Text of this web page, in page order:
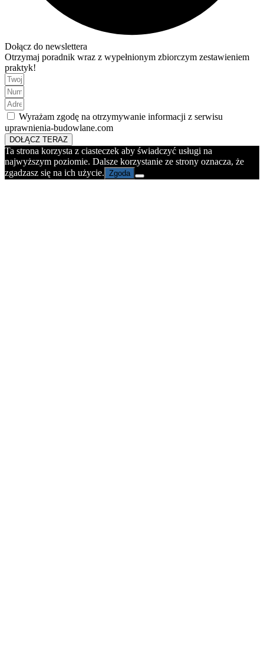
Dołącz do newslettera
Otrzymaj poradnik wraz z wypełnionym zbiorczym zestawieniem
praktyk!
Wyrażam zgodę na otrzymywanie informacji z serwisu
uprawnienia-budowlane.com
DOŁĄCZ TERAZ
Ta strona korzysta z ciasteczek aby świadczyć usługi na
najwyższym poziomie. Dalsze korzystanie ze strony oznacza, że
zgadzasz się na ich użycie. Zgoda